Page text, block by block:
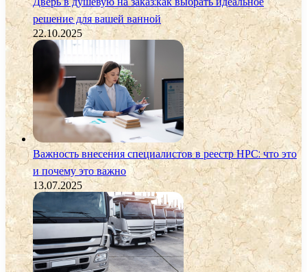
решение для вашей ванной
22.10.2025
Важность внесения специалистов в реестр НРС: что это
и почему это важно
13.07.2025